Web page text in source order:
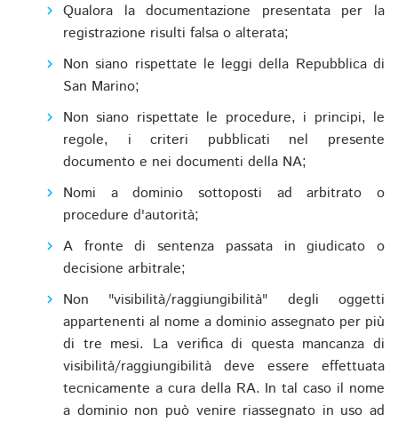
Qualora la documentazione presentata per la
registrazione risulti falsa o alterata;
Non siano rispettate le leggi della Repubblica di
San Marino;
Non siano rispettate le procedure, i principi, le
regole, i criteri pubblicati nel presente
documento e nei documenti della NA;
Nomi a dominio sottoposti ad arbitrato o
procedure d'autorità;
A fronte di sentenza passata in giudicato o
decisione arbitrale;
Non "visibilità/raggiungibilità" degli oggetti
appartenenti al nome a dominio assegnato per più
di tre mesi. La verifica di questa mancanza di
visibilità/raggiungibilità deve essere effettuata
tecnicamente a cura della RA. In tal caso il nome
a dominio non può venire riassegnato in uso ad